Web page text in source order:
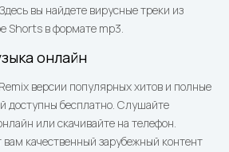
вы найдете вирусные треки из
Shorts в формате mp3.
онлайн
версии популярных хитов и полные
доступны бесплатно. Слушайте
или скачивайте на телефон.
качественный зарубежный контент